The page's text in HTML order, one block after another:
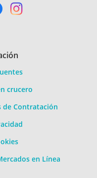
crucero
de Contratación
en Línea